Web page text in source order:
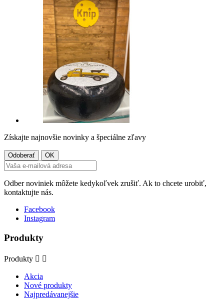
Získajte najnovšie novinky a špeciálne zľavy
Odber noviniek môžete kedykoľvek zrušiť. Ak to chcete urobiť,
kontaktujte nás.
Facebook
Instagram
Produkty
Produkty  
Akcia
Nové produkty
Najpredávanejšie